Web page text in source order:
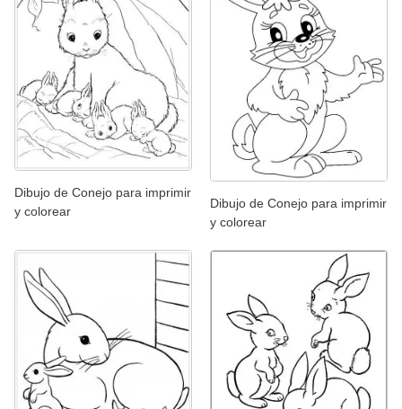
Dibujo de Conejo para imprimir
y colorear
Dibujo de Conejo para imprimir
y colorear